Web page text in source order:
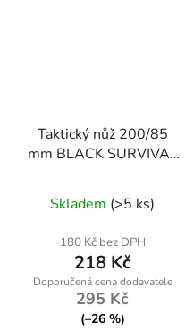
Taktický nůž 200/85
mm BLACK SURVIVAL
hodnocení
produktu
je
5,0
z
Skladem (>5 ks)
180 Kč bez DPH
218 Kč
295 Kč
(–26 %)